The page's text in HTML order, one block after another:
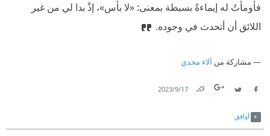
فأومأتُ له إيماءةً بسيطة بمعنى: «لا بأس»، إذْ بدا لي من غير
اللائق أن أتحدث في وجوده.
مشاركة من آلاء مجدي
17‏/9‏/2023
أوافق